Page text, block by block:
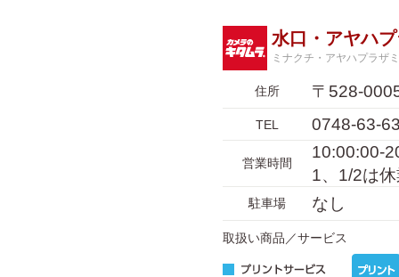
水口・アヤハ
ミナクチ・アヤハプラザ
住所 〒528-
TEL 0748-63-
営業時間
10:00:00-
1、1/2は
駐車場 なし
取扱い商品／サービス